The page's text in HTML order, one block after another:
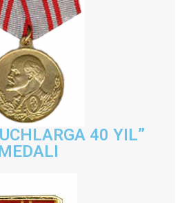
40 YIL”